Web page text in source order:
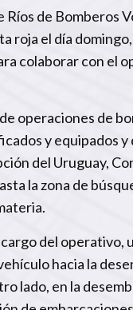
de Bomberos
roja el día
colaborar con el
operaciones de
y equipados y
del Uruguay,
la zona de
del
hacia la
lado, en la